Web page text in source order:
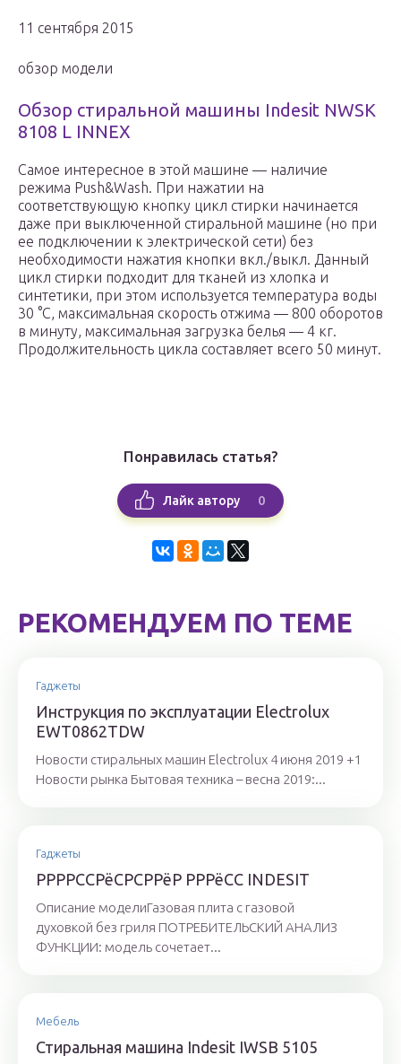
11 сентября 2015
обзор модели
Обзор стиральной машины Indesit NWSK
8108 L INNEX
Самое интересное в этой машине — наличие
режима Push&Wash. При нажатии на
соответствующую кнопку цикл стирки начинается
даже при выключенной стиральной машине (но при
ее подключении к электрической сети) без
необходимости нажатия кнопки вкл./выкл. Данный
цикл стирки подходит для тканей из хлопка и
синтетики, при этом используется температура воды
30 °С, максимальная скорость отжима — 800 оборотов
в минуту, максимальная загрузка белья — 4 кг.
Продолжительность цикла составляет всего 50 минут.
Понравилась статья?
Лайк автору 0
РЕКОМЕНДУЕМ ПО ТЕМЕ
Гаджеты
Инструкция по эксплуатации Electrolux
EWT0862TDW
Новости стиральных машин Electrolux 4 июня 2019 +1
Новости рынка Бытовая техника – весна 2019:...
Гаджеты
РРРРССРёСРСРРёР РРРёСС INDESIT
Описание моделиГазовая плита с газовой
духовкой без гриля ПОТРЕБИТЕЛЬСКИЙ АНАЛИЗ
ФУНКЦИИ: модель сочетает...
Мебель
Стиральная машина Indesit IWSB 5105